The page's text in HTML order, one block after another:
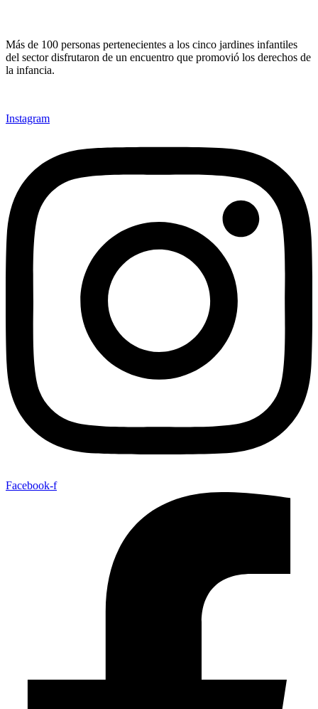
Más de 100 personas pertenecientes a los cinco jardines infantiles
del sector disfrutaron de un encuentro que promovió los derechos de
la infancia.
Instagram
Facebook-f